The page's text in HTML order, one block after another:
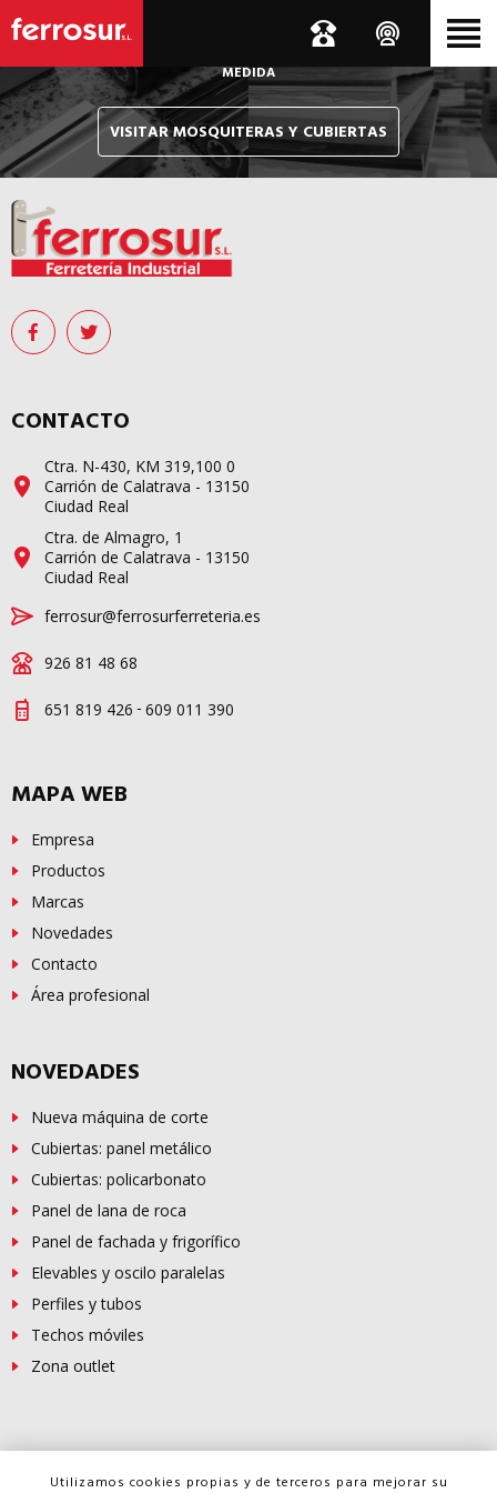
Le hacemos llegar, allí donde esté, y en tiempo récord,
sus pedidos de mosquiteras y sistemas de cubiertas confeccionados A
MEDIDA
VISITAR MOSQUITERAS Y CUBIERTAS
CONTACTO
Ctra. N-430, KM 319,100 0
Carrión de Calatrava - 13150
Ciudad Real
Ctra. de Almagro, 1
Carrión de Calatrava - 13150
Ciudad Real
ferrosur@ferrosurferreteria.es
926 81 48 68
651 819 426 - 609 011 390
MAPA WEB
Empresa
Productos
Marcas
Novedades
Contacto
Área profesional
NOVEDADES
Nueva máquina de corte
Cubiertas: panel metálico
Cubiertas: policarbonato
Panel de lana de roca
Panel de fachada y frigorífico
Elevables y oscilo paralelas
Perfiles y tubos
Techos móviles
Zona outlet
© Copyright - FERROSUR2026
Utilizamos cookies propias y de terceros para mejorar su